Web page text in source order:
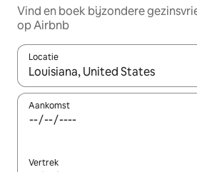
Vind en boek bijzondere
op Airbnb
Locatie
Wanneer er resultaten
Aankomst
Vertrek